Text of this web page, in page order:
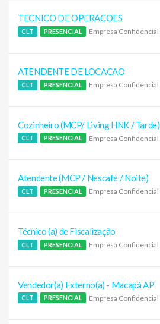
TECNICO DE OPERACOES
CLT PRESENCIAL Empresa Confidencial
ATENDENTE DE LOCACAO
CLT PRESENCIAL Empresa Confidencial
Cozinheiro (MCP/ Living HNK / Tarde)
CLT PRESENCIAL Empresa Confidencial
Atendente (MCP / Nescafé / Noite)
CLT PRESENCIAL Empresa Confidencial
Técnico (a) de Fiscalização
CLT PRESENCIAL Empresa Confidencial
Vendedor(a) Externo(a) - Macapá AP
CLT PRESENCIAL Empresa Confidencial